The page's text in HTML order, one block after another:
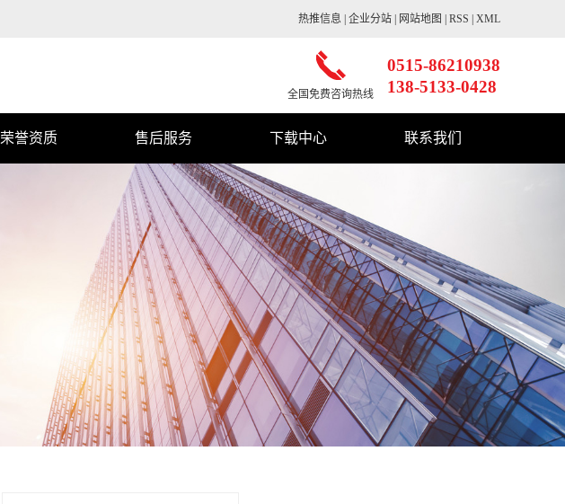
热推信息 企业分站 网站地图 RSS XML
全国免费咨询热线
0515-86210938
138-5133-0428
荣誉资质 售后服务 下载中心 联系我们